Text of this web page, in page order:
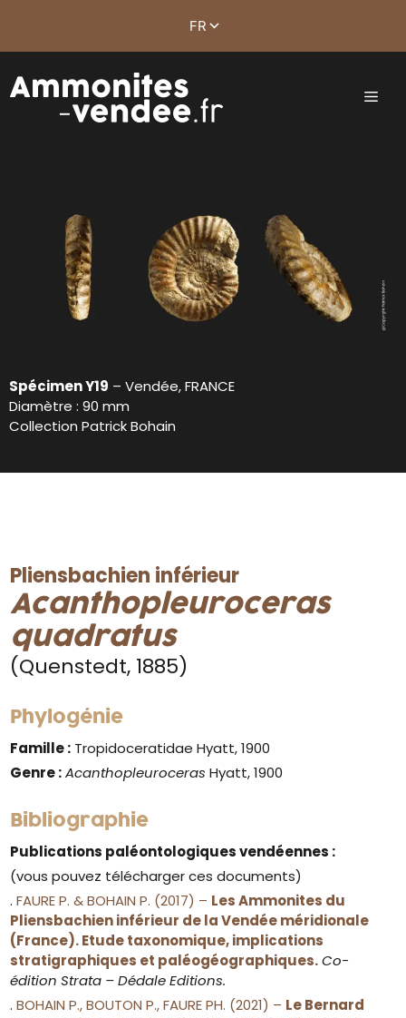
Spécimen Y19 – Vendée, FRANCE
Diamètre : 90 mm
Collection Patrick Bohain
Pliensbachien inférieur
Acanthopleuroceras
quadratus
(Quenstedt, 1885)
Phylogénie
Famille : Tropidoceratidae Hyatt, 1900
Genre : Acanthopleuroceras Hyatt, 1900
Bibliographie
Publications paléontologiques vendéennes :
(vous pouvez télécharger ces documents)
.FAURE P. & BOHAIN P. (2017) – Les Ammonites du
Pliensbachien inférieur de la Vendée méridionale
(France). Etude taxonomique, implications
stratigraphiques et paléogéographiques. Co-
édition Strata – Dédale Editions.
.BOHAIN P., BOUTON P., FAURE PH. (2021) – Le Bernard